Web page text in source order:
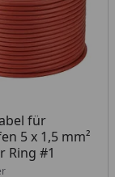
für
5 x 1,5 mm²
Ring #1
Lager